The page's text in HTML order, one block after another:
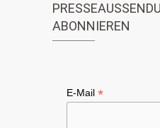
ABONNIEREN
E-Mail *